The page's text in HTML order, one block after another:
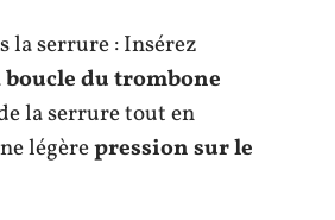
la serrure : Insérez
boucle du trombone
la serrure tout en
légèrepression sur le